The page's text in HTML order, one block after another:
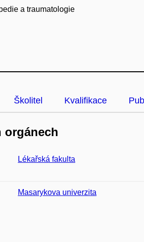
a traumatologie
Školitel Kvalifikace
orgánech
Lékařská fakulta
Masarykova univerzita